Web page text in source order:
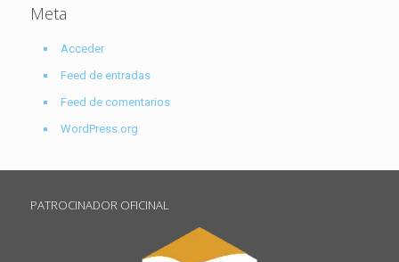
Meta
Acceder
Feed de entradas
Feed de comentarios
WordPress.org
PATROCINADOR OFICINAL